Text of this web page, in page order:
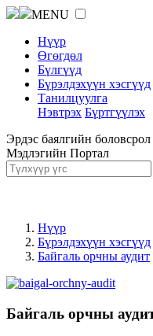
MENU
Нүүр
Өгөгдөл
Бүлгүүд
Бүрэлдэхүүн хэсгүүд
Танилцуулга
Нэвтрэх Бүртгүүлэх
Эрдэс баялгийн боловсрол
Мэдлэгийн Портал
Нүүр
Бүрэлдэхүүн хэсгүүд
Байгаль орчны аудит
Байгаль орчны